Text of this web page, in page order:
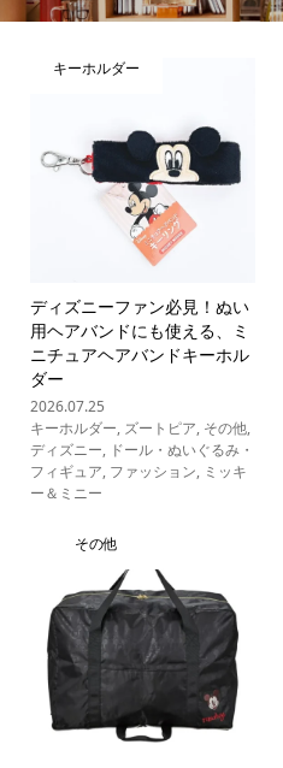
キーホルダー
ディズニーファン必見！ぬい
用ヘアバンドにも使える、ミ
ニチュアヘアバンドキーホル
ダー
2026.07.25
キーホルダー, ズートピア, その他,
ディズニー, ドール・ぬいぐるみ・
フィギュア, ファッション, ミッキ
ー＆ミニー
その他